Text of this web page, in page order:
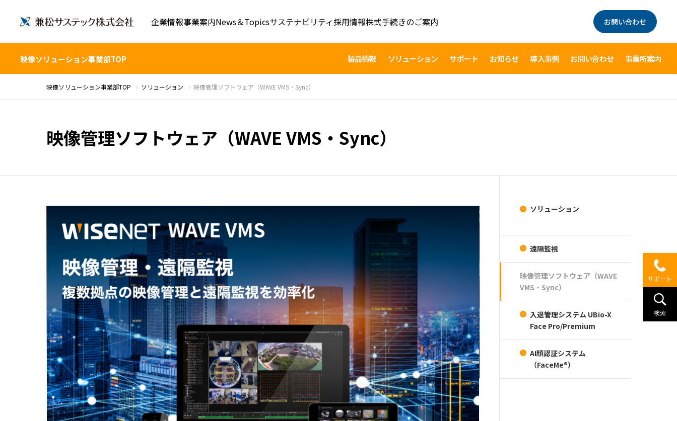
企業情報事業案内News＆Topicsサステナビリティ採用情報株式手続きのご案内 お問い合わせ
映像ソリューション事業部TOP 製品情報 ソリューション サポート お知らせ 導入事例 お問い合わせ 事業所案内
映像ソリューション事業部TOP ソリューション 映像管理ソフトウェア（WAVE VMS・Sync）
映像管理ソフトウェア（WAVE VMS・Sync）
ソリューション
遠隔監視
映像管理ソフトウェア（WAVE
VMS・Sync）
入退管理システム UBio-X
Face Pro/Premium
AI顔認証システム
（FaceMe®）
サポート
検索